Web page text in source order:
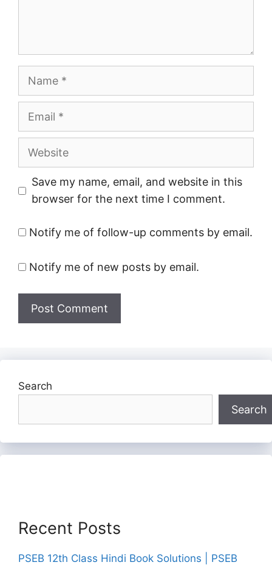
Website
Save my name, email, and website in this
browser for the next time I comment.
Notify me of follow-up comments by email.
Notify me of new posts by email.
Search
Search
Recent Posts
PSEB 12th Class Hindi Book Solutions | PSEB